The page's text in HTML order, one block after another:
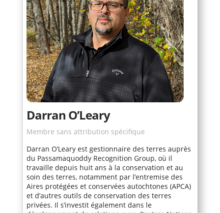
Darran O’Leary
Membre sans attribution spécifique
Darran O’Leary est gestionnaire des terres auprès
du Passamaquoddy Recognition Group, où il
travaille depuis huit ans à la conservation et au
soin des terres, notamment par l’entremise des
Aires protégées et conservées autochtones (APCA)
et d’autres outils de conservation des terres
privées. Il s’investit également dans le